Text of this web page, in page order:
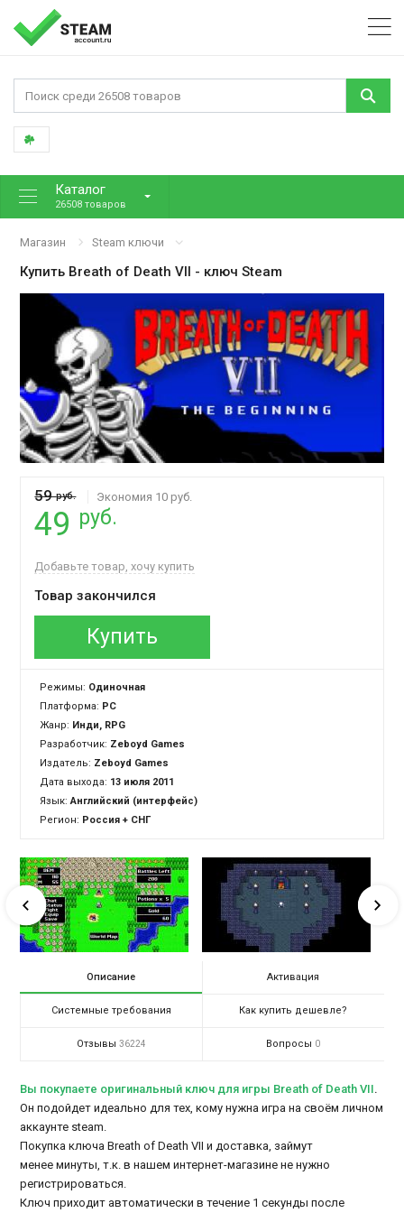
Каталог
26508 товаров
Магазин Steam ключи
Купить Breath of Death VII - ключ Steam
59руб. Экономия 10 руб.
49 руб.
Добавьте товар, хочу купить
Товар закончился
Купить
Режимы: Одиночная
Платформа: PC
Жанр: Инди, RPG
Разработчик: Zeboyd Games
Издатель: Zeboyd Games
Дата выхода: 13 июля 2011
Язык:Английский (интерфейс)
Регион: Россия + СНГ
Описание Активация
Системные требования Как купить дешевле?
Отзывы 36224 Вопросы 0
Вы покупаете оригинальный ключ для игры Breath of Death VII.
Он подойдет идеально для тех, кому нужна игра на своём личном
аккаунте steam.
Покупка ключа Breath of Death VII и доставка, займут
менее минуты, т.к. в нашем интернет-магазине не нужно
регистрироваться.
Ключ приходит автоматически в течение 1 секунды после